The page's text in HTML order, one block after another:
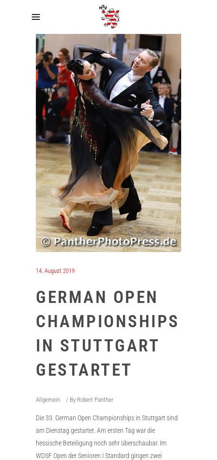
14. August 2019
GERMAN OPEN
CHAMPIONSHIPS
IN STUTTGART
GESTARTET
Allgemein By Robert Panther
Die 33. German Open Championships in Stuttgart sind
am Dienstag gestartet. Am ersten Tag war die
hessische Beteiligung noch sehr überschaubar. Im
WDSF Open der Senioren I Standard gingen zwei